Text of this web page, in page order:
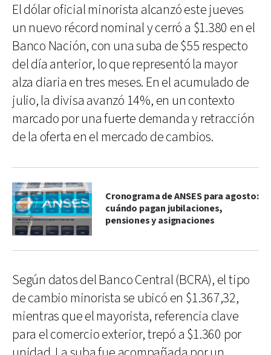
El dólar oficial minorista alcanzó este jueves
un nuevo récord nominal y cerró a $1.380 en el
Banco Nación, con una suba de $55 respecto
del día anterior, lo que representó la mayor
alza diaria en tres meses. En el acumulado de
julio, la divisa avanzó 14%, en un contexto
marcado por una fuerte demanda y retracción
de la oferta en el mercado de cambios.
Cronograma de ANSES para agosto:
cuándo pagan jubilaciones,
pensiones y asignaciones
Según datos del Banco Central (BCRA), el tipo
de cambio minorista se ubicó en $1.367,32,
mientras que el mayorista, referencia clave
para el comercio exterior, trepó a $1.360 por